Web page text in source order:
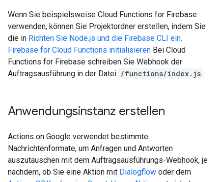
Wenn Sie beispielsweise Cloud Functions for Firebase
verwenden, können Sie Projektordner erstellen, indem Sie
die in Richten Sie Node.js und die Firebase CLI ein.
Firebase for Cloud Functions initialisieren Bei Cloud
Functions for Firebase schreiben Sie Webhook der
Auftragsausführung in der Datei /functions/index.js .
Anwendungsinstanz erstellen
Actions on Google verwendet bestimmte
Nachrichtenformate, um Anfragen und Antworten
auszutauschen mit dem Auftragsausführungs-Webhook, je
nachdem, ob Sie eine Aktion mit Dialogflow oder dem